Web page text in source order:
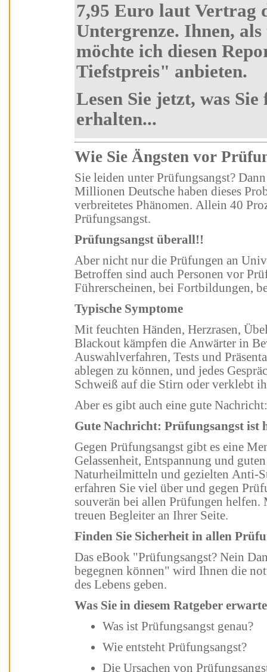
7,95 Euro laut Vertrag die absolute
Untergrenze. Ihnen, als treuen Kursteilnehmer
möchte ich diesen Report zum absoluten "Aldi-
Tiefstpreis" anbieten.
Lesen Sie jetzt, was Sie für 7,95 Euro alles
erhalten...
Wie Sie Ängsten vor
Sie leiden unter Prüfungsangst? Dann sind Sie damit nicht alleine!
Millionen Deutsche haben dieses
verbreitetes Phänomen. Allein 40 Prozent
Prüfungsangst.
Prüfungsangst überall!!
Aber nicht nur die Prüfungen an Universitäten sind es, die Angst auslösen.
Betroffen sind auch Personen vor
Typische Symptome
Mit feuchten Händen, Herzrasen, Übelkeit, stockendem Atem bis hin zum
Blackout kämpfen die Anwärter in
Auswahlverfahren, Tests und
ablegen zu können, und jedes Gespräch
Schweiß auf die Stirn oder verklebt
Aber es gibt auch eine gute
Gute Nachricht: Prüfungsangst
Gegen Prüfungsangst gibt es eine Menge Hilfen: von der inneren
Gelassenheit, Entspannung und
Naturheilmitteln und gezielten Anti-
erfahren Sie viel über und gegen
souverän bei allen Prüfungen helfen. Machen Sie diesen
treuen Begleiter an Ihrer Seite.
Finden Sie Sicherheit in allen
Das eBook "Prüfungsangst? Nein Danke! - Wie Sie Ängsten vor Prüfungen
begegnen können" wird Ihnen die notwendige
des Lebens geben.
Was Sie in diesem Ratgeber
Was ist Prüfungsangst genau?
Wie entsteht Prüfungsangst?
Die Ursachen von